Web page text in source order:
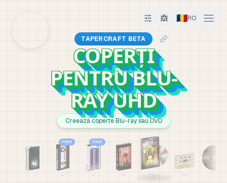
🇷🇴RO
TAPERCRAFT BETA
COPERȚI
PENTRU BLU-
RAY UHD
Creează coperte Blu-ray sau DVD
FREE FREE